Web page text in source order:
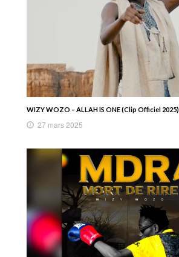
WIZY WOZO – ALLAH IS ONE (Clip Officiel 2025)
27 mars 2025